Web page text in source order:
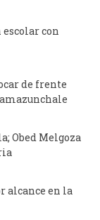
con
de frente
Obed Melgoza
alcance en la